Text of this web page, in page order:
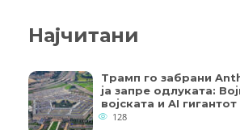
Најчитани
Трамп го забрани
ја запре одлуката:
војската и AI гигантот
128